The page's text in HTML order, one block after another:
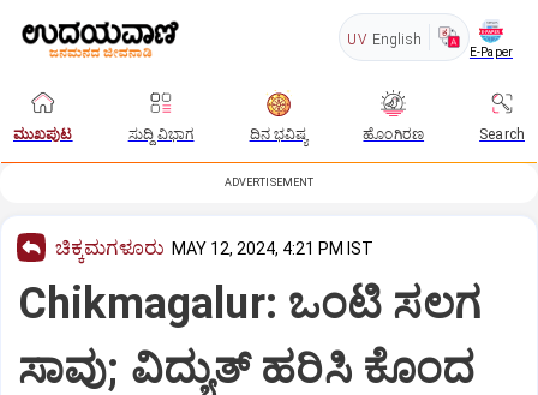
UV English
E-Paper
ಮುಖಪುಟ ಸುದ್ದಿ ವಿಭಾಗ ದಿನ ಭವಿಷ್ಯ ಹೊಂಗಿರಣ Search
ADVERTISEMENT
ಚಿಕ್ಕಮಗಳೂರು MAY 12, 2024, 4:21 PM IST
Chikmagalur: ಒಂಟಿ ಸಲಗ
ಸಾವು; ವಿದ್ಯುತ್ ಹರಿಸಿ ಕೊಂದ